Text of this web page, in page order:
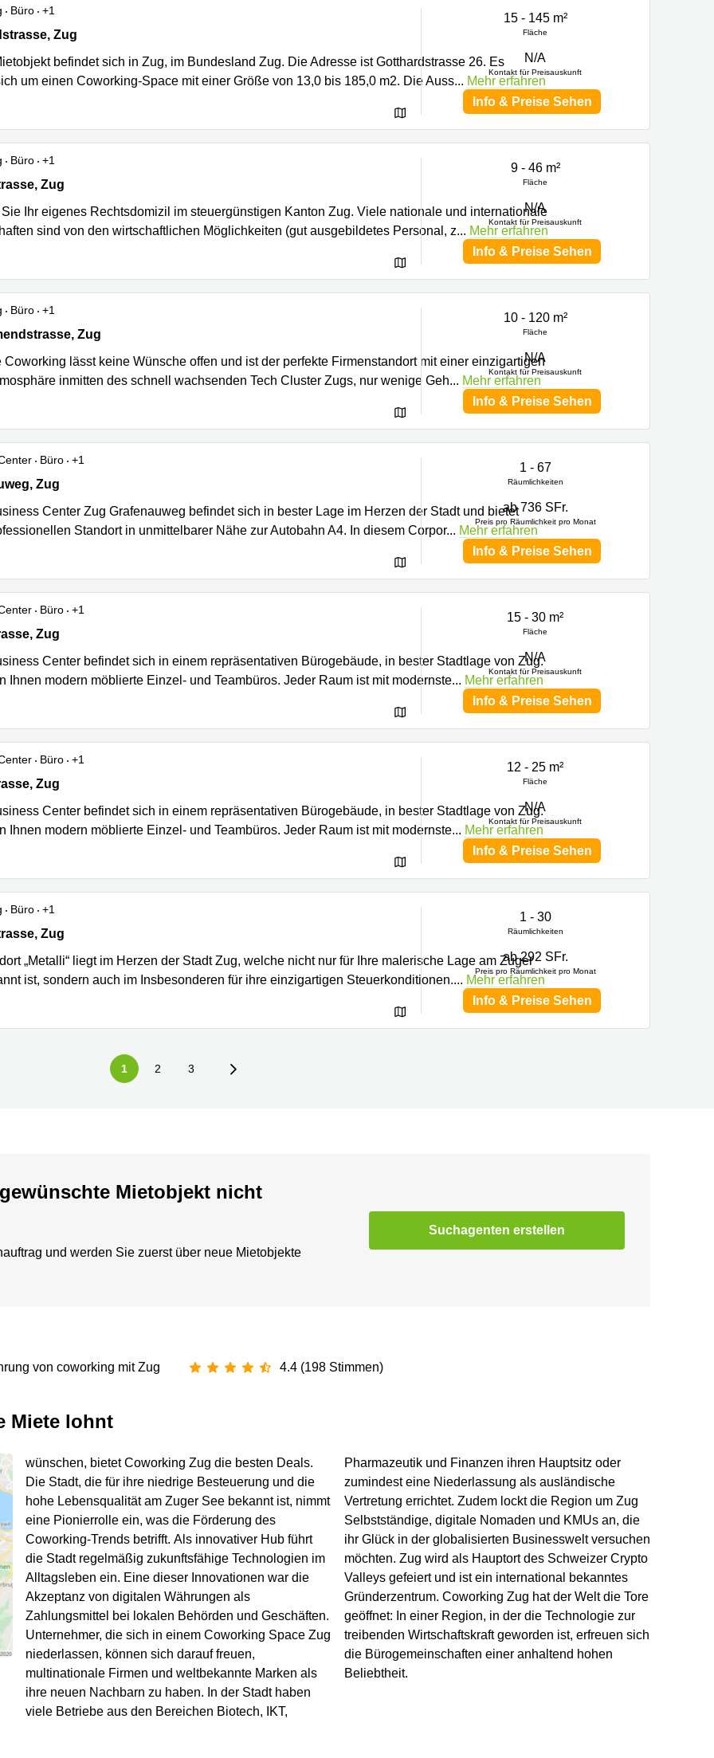
Büro
+1
26, Zug
Zug
befindet sich in Zug, im Bundesland Zug. Die Adresse ist Gotthardstrasse 26. Es
um einen Coworking-Space mit einer Größe von 13,0 bis 185,0 m2. Die Auss... Mehr erfahren
15 - 145 m²
Fläche
N/A
Kontakt für Preisauskunft
Info & Preise Sehen
Büro
+1
137, Zug
Zug
Ihr eigenes Rechtsdomizil im steuergünstigen Kanton Zug. Viele nationale und internationale
sind von den wirtschaftlichen Möglichkeiten (gut ausgebildetes Personal, z... Mehr erfahren
9 - 46 m²
Fläche
N/A
Kontakt für Preisauskunft
Info & Preise Sehen
Büro
+1
18, Zug
Zug
Coworking lässt keine Wünsche offen und ist der perfekte Firmenstandort mit einer einzigartigen
inmitten des schnell wachsenden Tech Cluster Zugs, nur wenige Geh... Mehr erfahren
10 - 120 m²
Fläche
N/A
Kontakt für Preisauskunft
Info & Preise Sehen
Büro
+1
10, Zug
Zug
Center Zug Grafenauweg befindet sich in bester Lage im Herzen der Stadt und bietet
Standort in unmittelbarer Nähe zur Autobahn A4. In diesem Corpor... Mehr erfahren
1 - 67
Räumlichkeiten
ab 736 SFr.
Preis pro Räumlichkeit pro Monat
Info & Preise Sehen
Büro
+1
12, Zug
Zug
Center befindet sich in einem repräsentativen Bürogebäude, in bester Stadtlage von Zug.
Ihnen modern möblierte Einzel- und Teambüros. Jeder Raum ist mit modernste... Mehr erfahren
15 - 30 m²
Fläche
N/A
Kontakt für Preisauskunft
Info & Preise Sehen
Büro
+1
12, Zug
Zug
Center befindet sich in einem repräsentativen Bürogebäude, in bester Stadtlage von Zug.
Ihnen modern möblierte Einzel- und Teambüros. Jeder Raum ist mit modernste... Mehr erfahren
12 - 25 m²
Fläche
N/A
Kontakt für Preisauskunft
Info & Preise Sehen
Büro
+1
14-16, Zug
Zug
„Metalli“ liegt im Herzen der Stadt Zug, welche nicht nur für Ihre malerische Lage am Zuger
ist, sondern auch im Insbesonderen für ihre einzigartigen Steuerkonditionen.... Mehr erfahren
1 - 30
Räumlichkeiten
ab 292 SFr.
Preis pro Räumlichkeit pro Monat
Info & Preise Sehen
1 2 3
Mietobjekt nicht
und werden Sie zuerst über neue Mietobjekte
Suchagenten erstellen
von coworking mit Zug 4.4 (198 Stimmen)
Miete lohnt
wünschen, bietet Coworking Zug die besten Deals.
Die Stadt, die für ihre niedrige Besteuerung und die
hohe Lebensqualität am Zuger See bekannt ist, nimmt
eine Pionierrolle ein, was die Förderung des
Coworking-Trends betrifft. Als innovativer Hub führt
die Stadt regelmäßig zukunftsfähige Technologien im
Alltagsleben ein. Eine dieser Innovationen war die
Akzeptanz von digitalen Währungen als
Zahlungsmittel bei lokalen Behörden und Geschäften.
Unternehmer, die sich in einem Coworking Space Zug
niederlassen, können sich darauf freuen,
multinationale Firmen und weltbekannte Marken als
ihre neuen Nachbarn zu haben. In der Stadt haben
viele Betriebe aus den Bereichen Biotech, IKT,
Pharmazeutik und Finanzen ihren Hauptsitz oder
zumindest eine Niederlassung als ausländische
Vertretung errichtet. Zudem lockt die Region um Zug
Selbstständige, digitale Nomaden und KMUs an, die
ihr Glück in der globalisierten Businesswelt versuchen
möchten. Zug wird als Hauptort des Schweizer Crypto
Valleys gefeiert und ist ein international bekanntes
Gründerzentrum. Coworking Zug hat der Welt die Tore
geöffnet: In einer Region, in der die Technologie zur
treibenden Wirtschaftskraft geworden ist, erfreuen sich
die Bürogemeinschaften einer anhaltend hohen
Beliebtheit.